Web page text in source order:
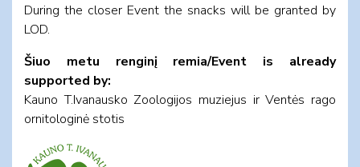
During the closer Event the snacks will be granted by
LOD.
Šiuo metu renginį remia/Event is already
supported by:
Kauno T.Ivanausko Zoologijos muziejus ir Ventės rago
ornitologinė stotis